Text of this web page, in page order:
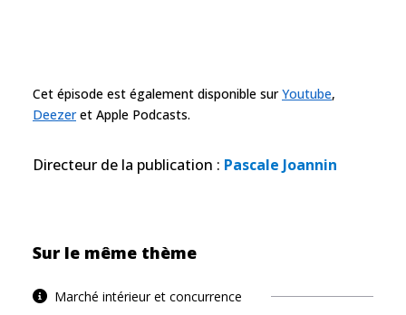
Cet épisode est également disponible surYoutube,
Deezeret Apple Podcasts.
Directeur de la publication : Pascale Joannin
Sur le même thème
Marché intérieur et concurrence